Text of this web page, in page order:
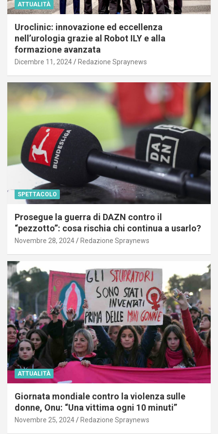
ATTUALITÀ
Uroclinic: innovazione ed eccellenza
nell’urologia grazie al Robot ILY e alla
formazione avanzata
Dicembre 11, 2024 Redazione Spraynews
SPETTACOLO
Prosegue la guerra di DAZN contro il
“pezzotto”: cosa rischia chi continua a usarlo?
Novembre 28, 2024 Redazione Spraynews
ATTUALITÀ
Giornata mondiale contro la violenza sulle
donne, Onu: “Una vittima ogni 10 minuti”
Novembre 25, 2024 Redazione Spraynews